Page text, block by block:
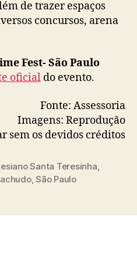
y
s
e
n
f
l
n
c
de trazer espaços
concursos, arena
Fest- São Paulo
oficial do evento.
Fonte: Assessoria
Imagens: Reprodução
sem os devidos créditos
Santa Teresinha,
,São Paulo